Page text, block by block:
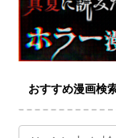
おすすめ漫画検